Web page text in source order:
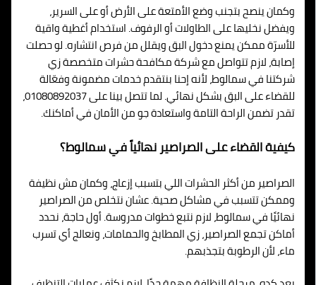
وكمان ينصح بتجنب وضع الأمتعة على الأرض أو على السرير،
ويفضل نخليها على الطاولات أو الرفوف. استخدام أغطية واقية
للأسرّة ممكن يمنع دخول البق ويقلل من فرص انتشاره. لو حصلت
إصابة، لازم تتواصل مع شركة مكافحة حشرات متخصصة زي
شركتنا في سمالوط، لأنه إحنا بنتقدم خدمات مضمونة وفعّالة
للقضاء على البق بشكل نهائي. لما تتصل بينا على 01080892037،
تقدر تضمن الراحة التامة واستعادة جو من الأمان في أماكنك.
كيفية القضاء على الصراصير نهائياً في سمالوط؟
الصراصير من أكثر الحشرات اللي بتسبب إزعاج، وكمان مش نظيفة
وممكن تتسبب في مشاكل صحية. عشان نتخلص من الصراصير
نهائيًا في سمالوط، لازم نتبع خطوات مدروسة. أول حاجة، نحدد
أماكن تجمع الصراصير، زي المطابخ والحمامات، ونعالج أي تسرب
ماء، لأن الرطوبة بتجذبهم.